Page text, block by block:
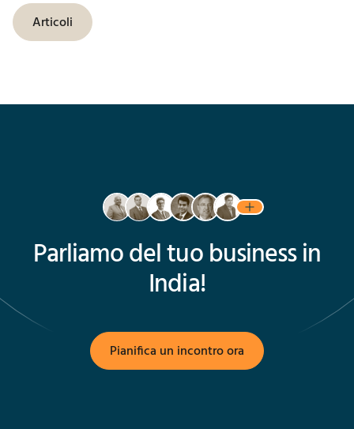
Articoli
Parliamo del tuo business in
India!
Pianifica un incontro ora